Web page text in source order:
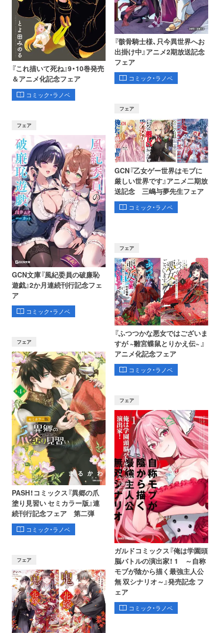
『これ描いて死ね』9・10巻発売
＆アニメ化記念フェア
コミック・ラノベ
『骸骨騎士様、只今異世界へお
出掛け中』アニメ2期放送記念
フェア
コミック・ラノベ
フェア
GCN文庫『風紀委員の破廉恥
遊戯』2か月連続刊行記念フェ
ア
コミック・ラノベ
フェア
GCN『乙女ゲー世界はモブに
厳しい世界です』アニメ二期放
送記念 三嶋与夢先生フェア
コミック・ラノベ
フェア
PASH！コミックス『異郷の爪
塗り見習い セミカラー版』連
続刊行記念フェア 第二弾
コミック・ラノベ
フェア
『ふつつかな悪女ではございま
すが ~雛宮蝶鼠とりかえ伝~ 』
アニメ化記念フェア
コミック・ラノベ
フェア
フェア
ガルドコミックス『俺は学園頭
脳バトルの演出家！ 1 ～自称
モブが陰から描く最強主人公
無 双シナリオ～』発売記念 フ
ェア
コミック・ラノベ